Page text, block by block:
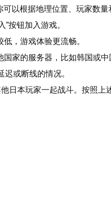
以根据地理位置、玩家数量
按钮加入游戏。
，游戏体验更流畅。
家的服务器，比如韩国或
或断线的情况。
日本玩家一起战斗。按照